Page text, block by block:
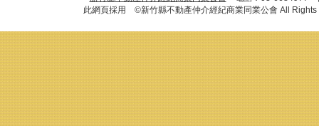
此網頁採用 ©新竹縣不動產仲介經紀商業同業公會 All Rights